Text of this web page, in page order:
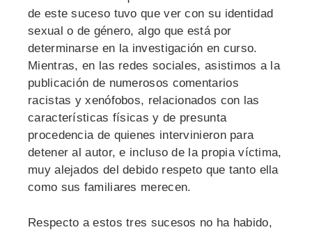
de este suceso tuvo que ver con su identidad
sexual o de género, algo que está por
determinarse en la investigación en curso.
Mientras, en las redes sociales, asistimos a la
publicación de numerosos comentarios
racistas y xenófobos, relacionados con las
características físicas y de presunta
procedencia de quienes intervinieron para
detener al autor, e incluso de la propia víctima,
muy alejados del debido respeto que tanto ella
como sus familiares merecen.
Respecto a estos tres sucesos no ha habido,